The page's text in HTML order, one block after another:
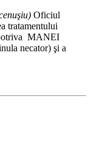
Oficiul
tratamentului
MANEI
necator) şi a